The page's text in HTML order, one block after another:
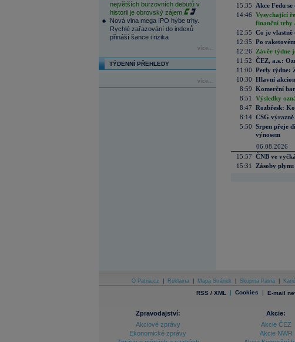
největších burzovních debutů v
historii je obrovský zájem
Nová vlna mega IPO hýbe trhy.
Rychlé zařazování do indexů
přináší šance i rizika
více...
TÝDENNÍ PŘEHLEDY
více...
15:35
Akce Fedu
14:46 Vysychající
finanční trhy
12:55 Co je vlastně
12:35 Po
12:26
Závěr týdne
11:52 ČEZ, a.s.:
11:00 Perly týdne:
10:30 Hlavní
8:59 Komerční
8:51
Výsledky
8:47 Rozbřesk:
8:14 CSG
5:50 Srpen přeje
výnosem
06.08.2026
15:57 ČNB ve
15:31
Zásoby
O Patria.cz Reklama Mapa Stránek Skupina Patria
RSS / XML | Cookies | E-mail
Zpravodajství:
Akciové zprávy
Ekonomické zprávy
Akcie:
Akcie ČEZ
Akcie NWR